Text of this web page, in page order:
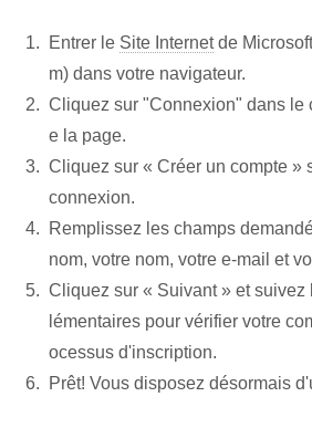
Entrer le Site Internetde
m) dans votre navigateur.
Cliquez sur "Connexion" dans le
e la page.
Cliquez sur « Créer un compte »
connexion.
Remplissez les champs
nom, votre nom, votre e-mail et
Cliquez sur « Suivant » et suivez
lémentaires pour vérifier votre
ocessus d'inscription.
Prêt! Vous disposez désormais